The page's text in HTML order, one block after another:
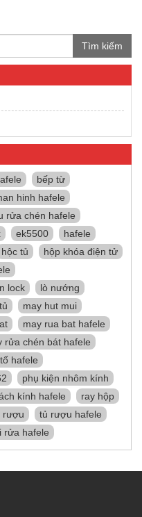
Tìm kiếm
bếp từ
hinh hafele
rửa chén hafele
ek5500
hafele
hộc tủ
hộp khóa điện tử
lock
lò nướng
may hut mui
may rua bat hafele
rửa chén bát hafele
hafele
phụ kiện nhôm kính
kính hafele
ray hộp
rượu
tủ rượu hafele
rửa hafele